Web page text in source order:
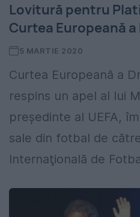
Lovitură pentru
Curtea Europeană
5 MARTIE 2020
Curtea Europeană a
respins un apel al lui
preşedinte al UEFA,
sale din fotbal de
Internaţională de